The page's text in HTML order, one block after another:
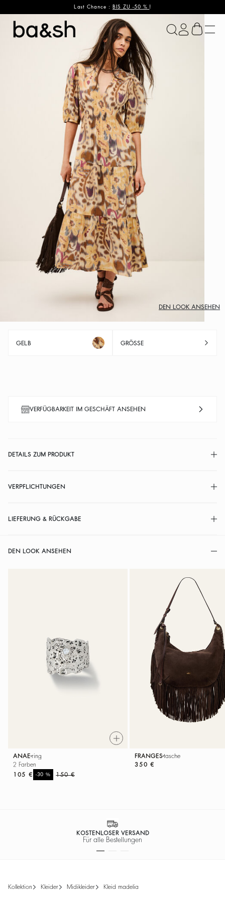
Last Chance : BIS ZU -50 % !
ba&sh
DEN LOOK ANSEHEN
GELB GRÖSSE
VERFÜGBARKEIT IM GESCHÄFT ANSEHEN
DETAILS ZUM PRODUKT
VERPFLICHTUNGEN
LIEFERUNG & RÜCKGABE
DEN LOOK ANSEHEN
ANAE ring
2 Farben
150 €
-30%
105 €
FRANGEStasche
350 €
KOSTENLOSER VERSAND
Für alle Bestellungen
kollektion kleider midikleider kleid madelia